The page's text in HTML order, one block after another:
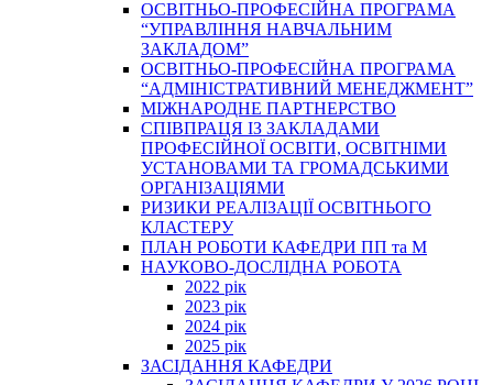
ОСВІТНЬО-ПРОФЕСІЙНА ПРОГРАМА
“УПРАВЛІННЯ НАВЧАЛЬНИМ
ЗАКЛАДОМ”
ОСВІТНЬО-ПРОФЕСІЙНА ПРОГРАМА
“АДМІНІСТРАТИВНИЙ МЕНЕДЖМЕНТ”
МІЖНАРОДНЕ ПАРТНЕРСТВО
СПІВПРАЦЯ ІЗ ЗАКЛАДАМИ
ПРОФЕСІЙНОЇ ОСВІТИ, ОСВІТНІМИ
УСТАНОВАМИ ТА ГРОМАДСЬКИМИ
ОРГАНІЗАЦІЯМИ
РИЗИКИ РЕАЛІЗАЦІЇ ОСВІТНЬОГО
КЛАСТЕРУ
ПЛАН РОБОТИ КАФЕДРИ ПП та М
НАУКОВО-ДОСЛІДНА РОБОТА
2022 рік
2023 рік
2024 рік
2025 рік
ЗАСІДАННЯ КАФЕДРИ